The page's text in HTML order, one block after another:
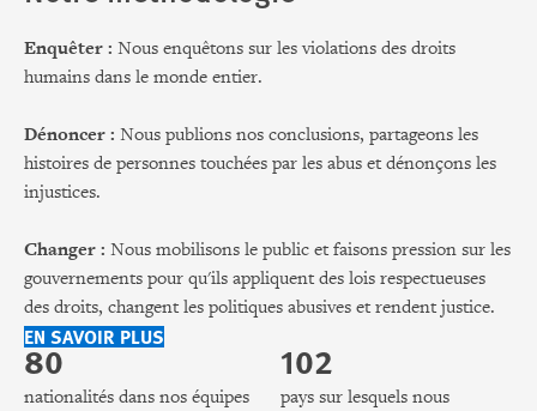
Enquêter : Nous enquêtons sur les violations des droits
humains dans le monde entier.
Dénoncer : Nous publions nos conclusions, partageons les
histoires de personnes touchées par les abus et dénonçons les
injustices.
Changer : Nous mobilisons le public et faisons pression sur les
gouvernements pour qu'ils appliquent des lois respectueuses
des droits, changent les politiques abusives et rendent justice.
EN SAVOIR PLUS
80
nationalités dans nos équipes
102
pays sur lesquels nous